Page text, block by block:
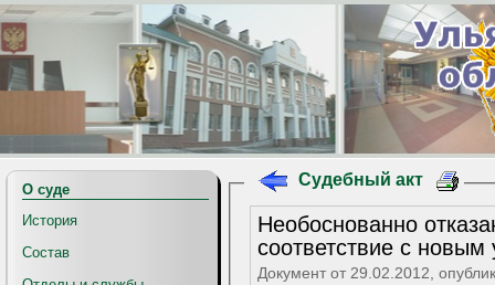
О суде
История
Состав
Судебный акт
Необоснованно
соответствие с
Документ от 29.02.2012,